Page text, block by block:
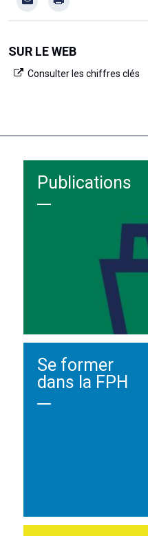
SUR LE WEB
Consulter les chiffres clés
Publications
Se former
dans la FPH